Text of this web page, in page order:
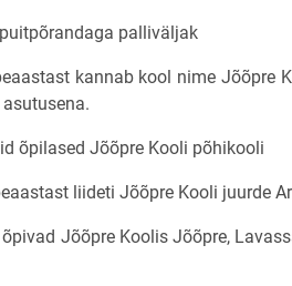
palliväljak
kannab kool nime Jõõpre
õpilased Jõõpre Kooli põhikooli
liideti Jõõpre Kooli juurde
Jõõpre Koolis Jõõpre,